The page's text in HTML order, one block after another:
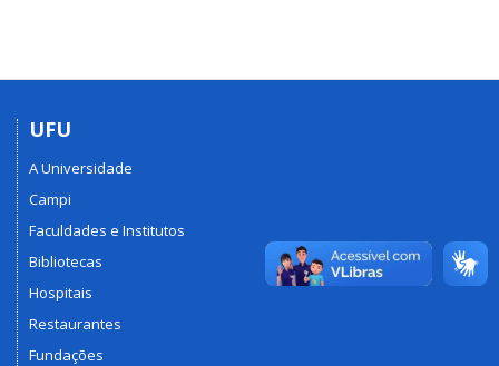
UFU
A Universidade
Campi
Faculdades e Institutos
Bibliotecas
Hospitais
Restaurantes
Fundações